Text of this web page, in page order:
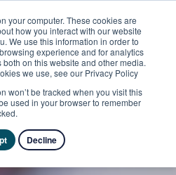
your computer. These cookies are
how you interact with our website
We use this information in order to
experience and for analytics
on this website and other media.
we use, see our Privacy Policy
won’t be tracked when you visit this
used in your browser to remember
Decline